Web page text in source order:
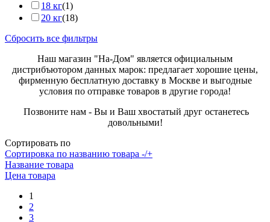
18 кг(1)
20 кг(18)
Сбросить все фильтры
Наш магазин "На-Дом" является официальным
дистрибъютором данных марок: предлагает хорошие цены,
фирменную бесплатную доставку в Москве и выгодные
условия по отправке товаров в другие города!
Позвоните нам - Вы и Ваш хвостатый друг останетесь
довольными!
Сортировать по
Сортировка по названию товара -/+
Название товара
Цена товара
1
2
3